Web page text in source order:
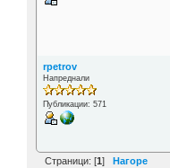
rpetrov
Напреднали
Публикации: 571
Страници: [1 ] Нагоре